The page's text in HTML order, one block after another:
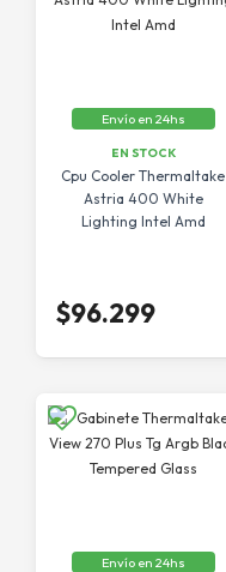
Envío en 24hs
EN STOCK
Cpu Cooler Thermaltake
Astria 400 White
Lighting Intel Amd
$96.299
Envío en 24hs